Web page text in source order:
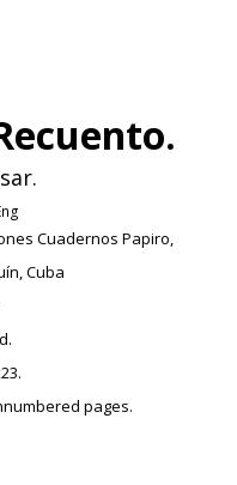
Cuadernos Papiro,
Cuba
pages.